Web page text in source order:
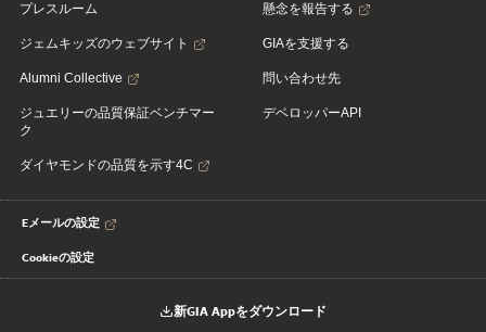
プレスルーム
ジェムキッズのウェブサイト
Alumni Collective
ジュエリーの品質保証ベンチマー
ク
ダイヤモンドの品質を示す4C
懸念を報告する
GIAを支援する
問い合わせ先
デベロッパーAPI
Eメールの設定
Cookieの設定
新GIA Appをダウンロード